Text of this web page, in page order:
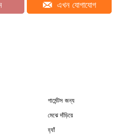
এখন যোগাযোগ
গার্মেন্টস জন্য
মেঝে দাঁড়িয়ে
হ্যাঁ